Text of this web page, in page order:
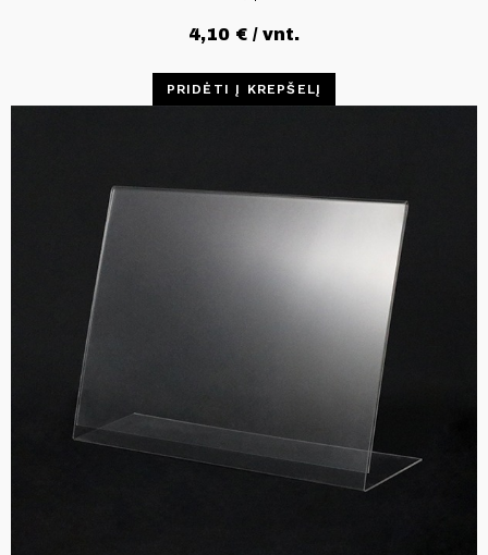
4,10 € / vnt.
PRIDĖTI Į KREPŠELĮ